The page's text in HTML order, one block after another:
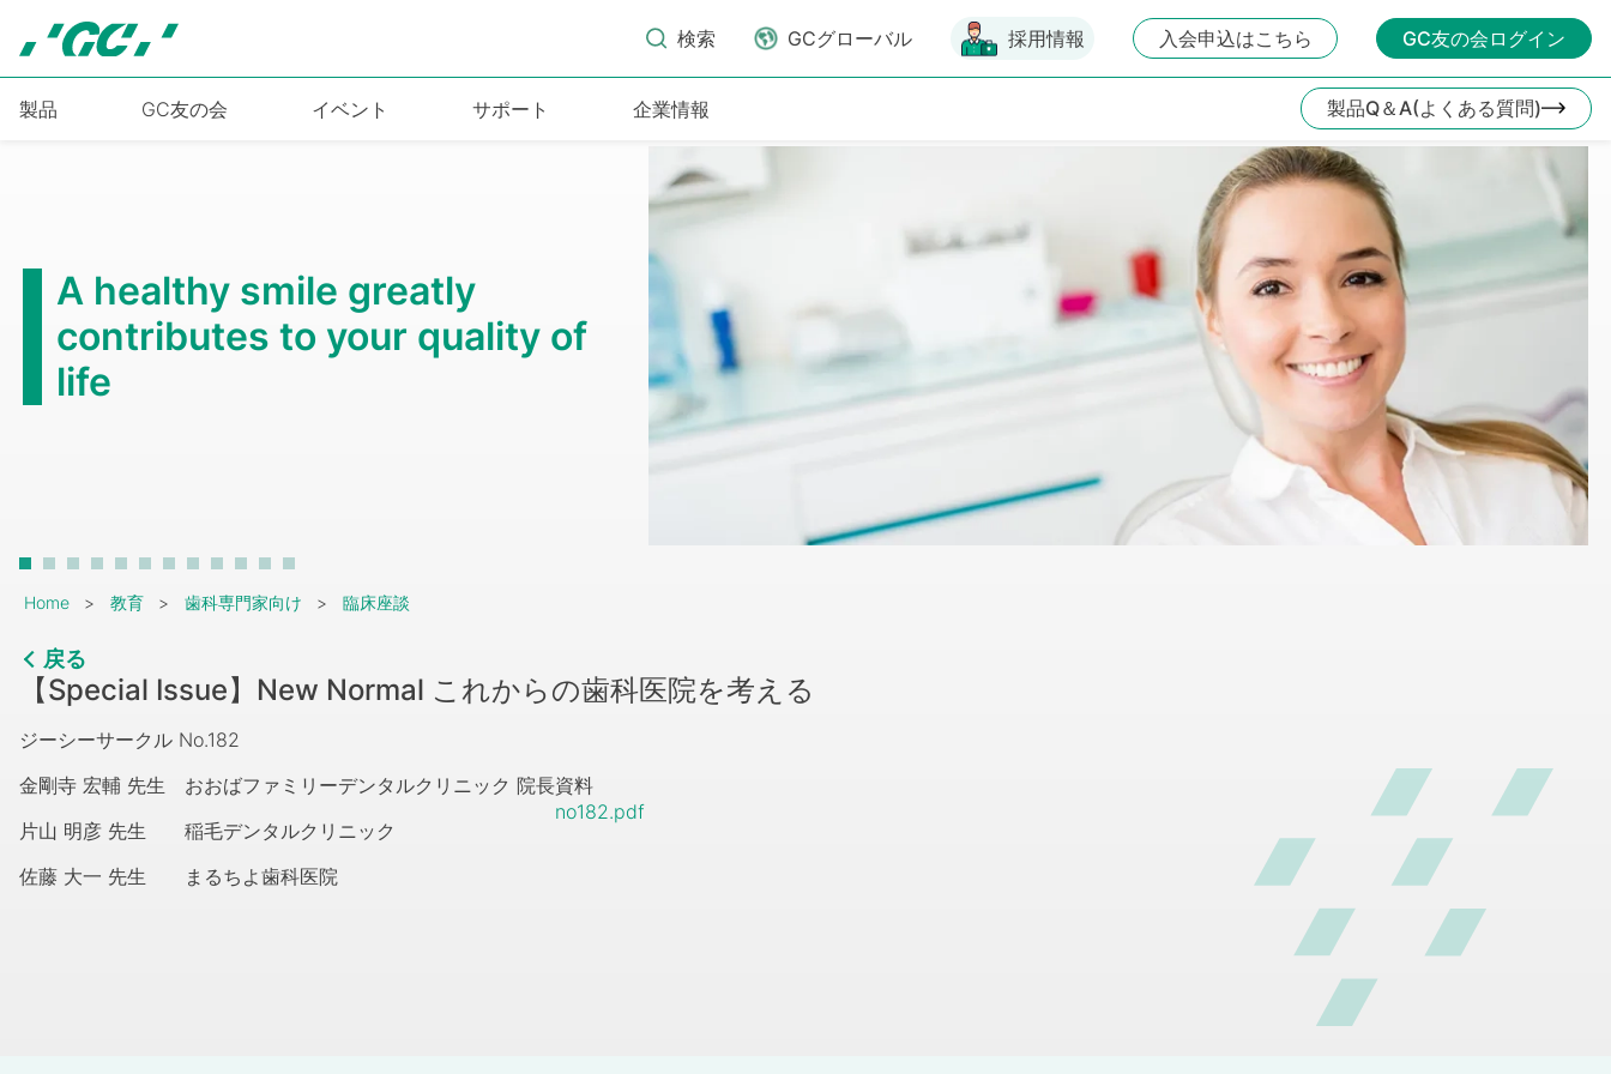
検索 GCグローバル 採用情報 入会申込はこちら GC友の会ログイン
製品 GC友の会 イベント サポート 企業情報 製品Q＆A(よくある質問)
A healthy smile greatly
contributes to your quality of
life
Breadcrumb
Home 教育 歯科専門家向け 臨床座談
戻る
【Special Issue】New Normal これからの歯科医院を考える
ジーシーサークル No.182
金剛寺 宏輔 先生 おおばファミリーデンタルクリニック 院長
片山 明彦 先生 稲毛デンタルクリニック
佐藤 大一 先生 まるちよ歯科医院
資料
no182.pdf